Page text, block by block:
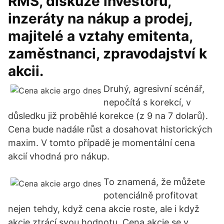
inzeráty na nákup a prodej,
majitelé a vztahy emitenta,
zaměstnanci, zpravodajství k
akcii.
Druhý, agresivní scénář,
nepočítá s korekcí, v
důsledku již proběhlé korekce (z 9 na 7 dolarů).
Cena bude nadále růst a dosahovat historických
maxim. V tomto případě je momentální cena
akcií vhodná pro nákup.
To znamená, že můžete
potenciálně profitovat
nejen tehdy, když cena akcie roste, ale i když